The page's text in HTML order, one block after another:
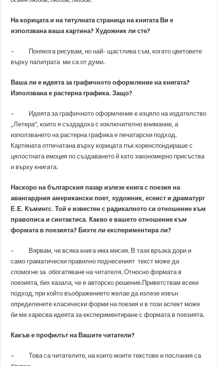
На корицата и на титулната страница на книгата Ви е
използвана ваша картина? Художник ли сте?
– Понякога рисувам, но най- щастлива съм, когато цветовете
върху палитрата ми са от думи.
Ваша ли е идеята за графичното оформление на книгата?
Използвана е растерна графика. Защо?
– Идеята за графичното оформление е изцяло на издателство
„Летера“, които я създадоха с изключително внимание, а
използването на растерна графика е печатарски подход.
Картината отпечатана върху корицата пък коренспондираше с
цялостната емоция по създаването й като закономерно присъства
и върху книгата.
Наскоро на българския пазар излезе книга с поезия на
авангардния американски поет, художник, есеист и драматург
Е.Е. Къмингс. Той е известен с радикалното си отношение към
правописа и синтактиса. Какво е вашето отношение към
формата в поезията? Бихте ли експериментира ли?
– Вярвам, че всяка книга има мисия. В тази връзка дори и
само граматически правилно поднесеният текст може да
спомогне за обогатяване на читателя. Относно формата в
поезията, бих казала, че е авторско решение.Приветствам всеки
подход, при който въображението желае да излезе извън
определените класически форми на поезия и в този аспект може
би ми харесва идеята за експериментиране с формата в поезията.
Какъв е профилът на Вашите читатели?
– Това са читателите, на които моите текстове и послания са